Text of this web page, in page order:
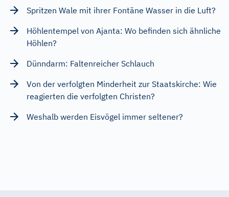
Spritzen Wale mit ihrer Fontäne Wasser in die Luft?
Höhlentempel von Ajanta: Wo befinden sich ähnliche
Höhlen?
Dünndarm: Faltenreicher Schlauch
Von der verfolgten Minderheit zur Staatskirche: Wie
reagierten die verfolgten Christen?
Weshalb werden Eisvögel immer seltener?